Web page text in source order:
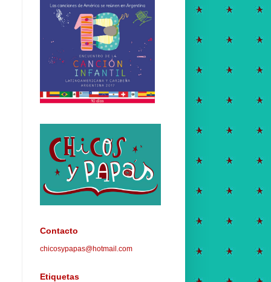
Contacto
chicosypapas@hotmail.com
Etiquetas